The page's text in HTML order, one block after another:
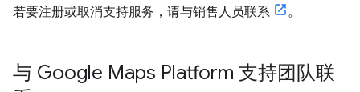
若要注册或取消支持服务，请与销售人员联系 。
与 Google Maps Platform 支持团队联